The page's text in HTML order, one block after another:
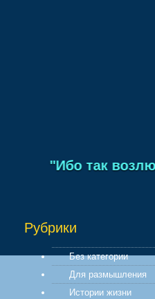
"Ибо так
Рубрики
Без категории
Для размышления
Истории жизни